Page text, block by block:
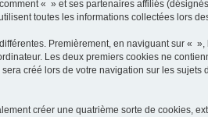
« » et ses partenaires affiliés
toutes les informations collectées lors
Premièrement, en naviguant sur «
Les deux premiers cookies ne
créé lors de votre navigation sur les
créer une quatrième sorte de cookies,